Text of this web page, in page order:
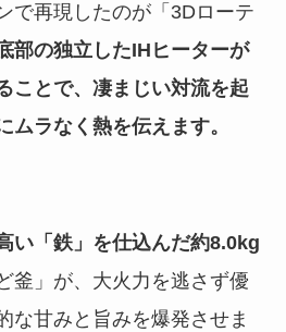
で再現したのが「3Dローテ
部の独立したIHヒーターが
ことで、凄まじい対流を起
ムラなく熱を伝えます。
い「鉄」を仕込んだ約8.0kg
釜」が、大火力を逃さず優
な甘みと旨みを爆発させま